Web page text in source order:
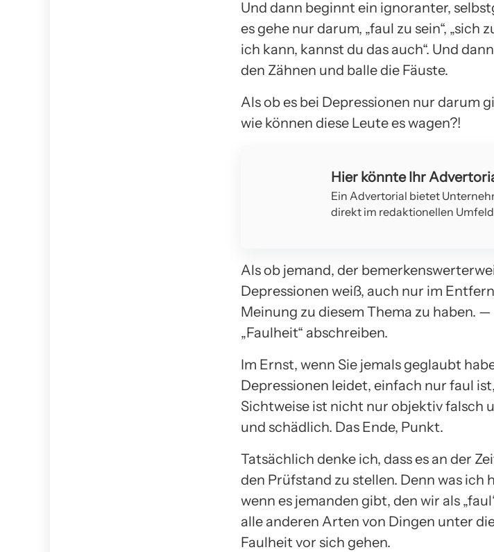
Und dann beginnt ein ignoranter,
es gehe nur darum, „faul zu sein“, „sich
ich kann, kannst du das auch“. Und
den Zähnen und balle die Fäuste.
Als ob es bei Depressionen nur darum
wie können diese Leute es wagen?!
Hier könnte Ihr
Ein Advertorial bietet
direkt im redaktionellen
Als ob jemand, der
Depressionen weiß, auch nur im
Meinung zu diesem Thema zu haben.
„Faulheit“ abschreiben.
Im Ernst, wenn Sie jemals geglaubt
Depressionen leidet, einfach nur faul
Sichtweise ist nicht nur objektiv falsch
und schädlich. Das Ende, Punkt.
Tatsächlich denke ich, dass es an der
den Prüfstand zu stellen. Denn was ich
wenn es jemanden gibt, den wir als
alle anderen Arten von Dingen unter
Faulheit vor sich gehen.